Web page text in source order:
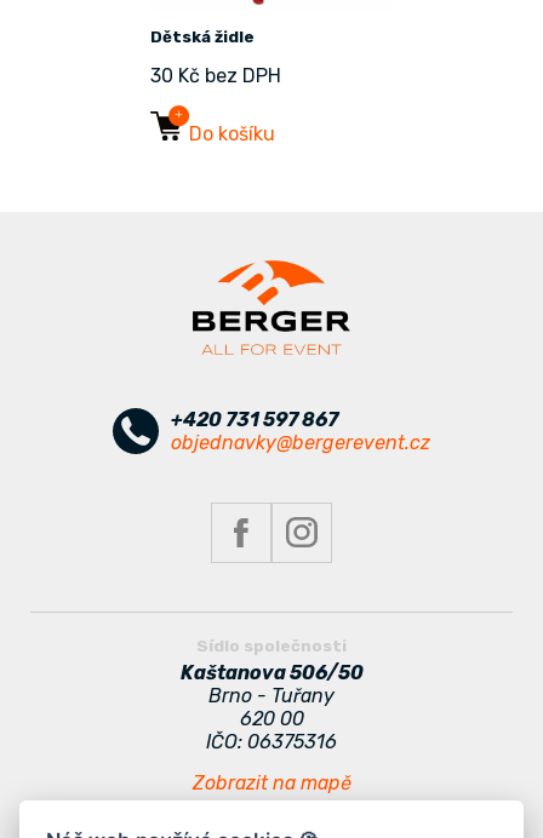
Dětská židle
30 Kč bez DPH
Do košíku
+420 731 597 867
objednavky@bergerevent.cz
Sídlo společnosti
Kaštanova 506/50
Brno - Tuřany
620 00
IČO: 06375316
Zobrazit na mapě